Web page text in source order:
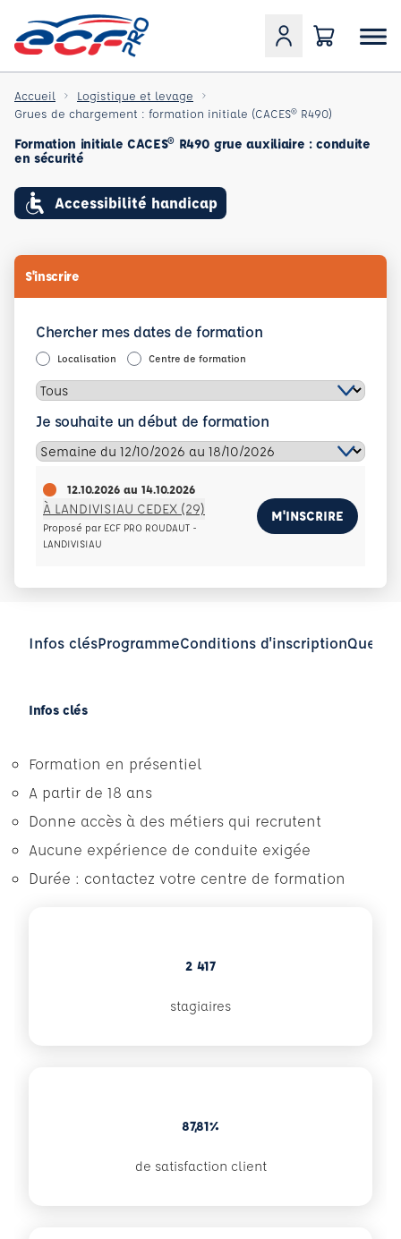
Accueil
Logistique et levage
Grues de chargement : formation initiale (CACES® R490)
Formation initiale CACES® R490 grue auxiliaire : conduite
en sécurité
Accessibilité handicap
S'inscrire
Chercher mes dates de formation
Localisation Centre de formation
Je souhaite un début de formation
12.10.2026 au 14.10.2026
À LANDIVISIAU CEDEX (29)
Proposé par ECF PRO ROUDAUT -
LANDIVISIAU
M'INSCRIRE
Infos clésProgrammeConditions d'inscription
Infos clés
Formation en présentiel
A partir de 18 ans
Donne accès à des métiers qui recrutent
Aucune expérience de conduite exigée
Durée : contactez votre centre de formation
2 417
stagiaires
87,81%
de satisfaction client